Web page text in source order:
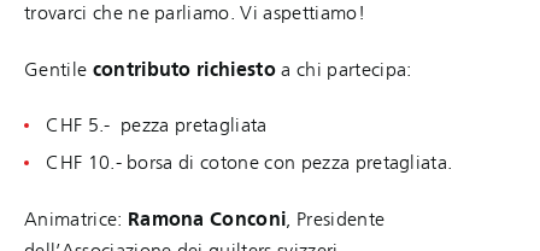
trovarci che ne parliamo. Vi aspettiamo!
Gentile contributo richiesto a chi partecipa:
CHF 5.- pezza pretagliata
CHF 10.- borsa di cotone con pezza pretagliata.
Animatrice: Ramona Conconi, Presidente